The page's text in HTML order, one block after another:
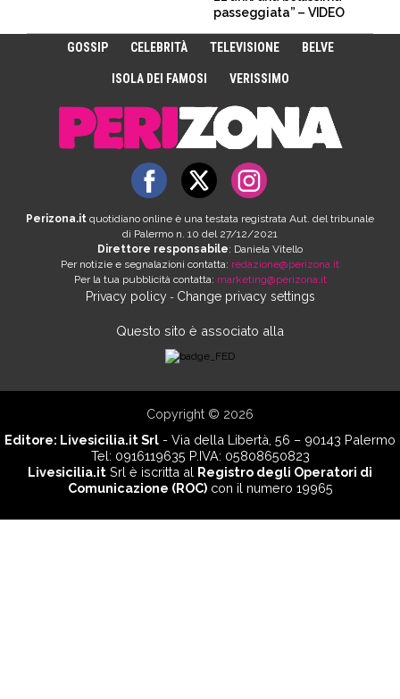
passeggiata” – VIDEO
GOSSIP CELEBRITÀ TELEVISIONE BELVE
ISOLA DEI FAMOSI VERISSIMO
Perizona.it quotidiano online è una testata registrata Aut. del tribunale
di Palermo n. 10 del 27/12/2021
Direttore responsabile: Daniela Vitello
Per notizie e segnalazioni contatta: redazione@perizona.it
Per la tua pubblicità contatta: marketing@perizona.it
Privacy policy- Change privacy settings
Questo sito è associato alla
Copyright © 2026
Editore: Livesicilia.it Srl - Via della Libertà, 56 – 90143 Palermo
Tel: 0916119635 P.IVA: 05808650823
Livesicilia.it Srl è iscritta al Registro degli Operatori di
Comunicazione (ROC)con il numero 19965